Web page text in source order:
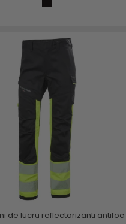
de lucru reflectorizanti antifoc